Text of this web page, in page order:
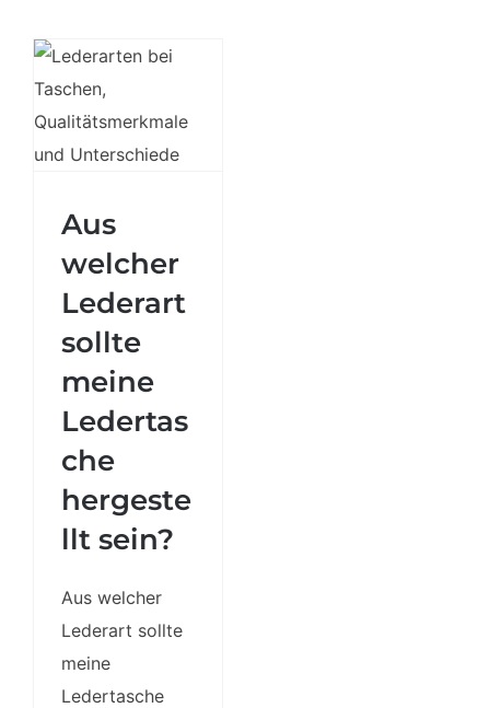
Lederart
sollte meine
hergestellt
sein?
Aus
welcher
Lederart
sollte
meine
Ledertas
che
hergeste
llt sein?
Aus welcher
Lederart sollte
meine
Ledertasche